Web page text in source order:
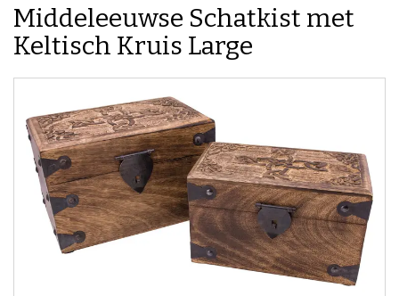
Middeleeuwse ​Schatkist met
Keltisch Kruis Large